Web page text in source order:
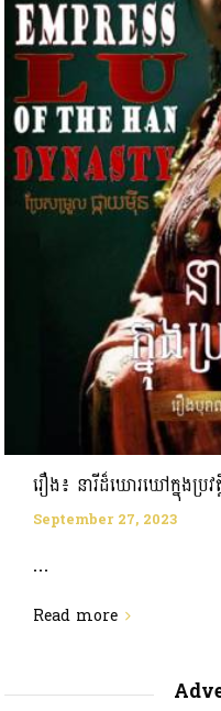
រឿង៖ នារីដ៏ឃោរឃៅក្នុងប្រវ
September 27, 2023
...
Read more